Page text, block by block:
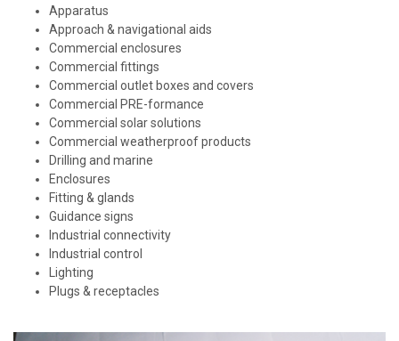
Apparatus
Approach & navigational aids
Commercial enclosures
Commercial fittings
Commercial outlet boxes and covers
Commercial PRE-formance
Commercial solar solutions
Commercial weatherproof products
Drilling and marine
Enclosures
Fitting & glands
Guidance signs
Industrial connectivity
Industrial control
Lighting
Plugs & receptacles